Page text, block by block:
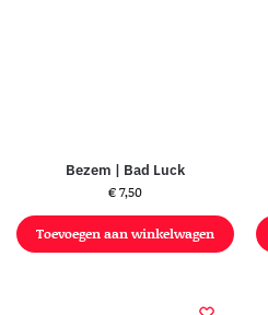
Bezem | Bad Luck
€7,50
Toevoegen aan winkelwagen